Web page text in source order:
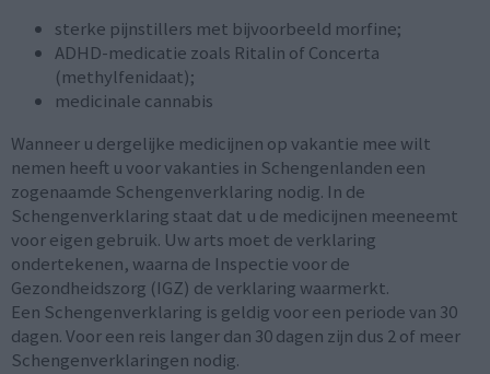
sterke pijnstillers met bijvoorbeeld morfine;
ADHD-medicatie zoals Ritalin of Concerta
(methylfenidaat);
medicinale cannabis
Wanneer u dergelijke medicijnen op vakantie mee wilt
nemen heeft u voor vakanties in Schengenlanden een
zogenaamde Schengenverklaring nodig. In de
Schengenverklaring staat dat u de medicijnen meeneemt
voor eigen gebruik. Uw arts moet de verklaring
ondertekenen, waarna de Inspectie voor de
Gezondheidszorg (IGZ) de verklaring waarmerkt.
Een Schengenverklaring is geldig voor een periode van 30
dagen. Voor een reis langer dan 30 dagen zijn dus 2 of meer
Schengenverklaringen nodig.